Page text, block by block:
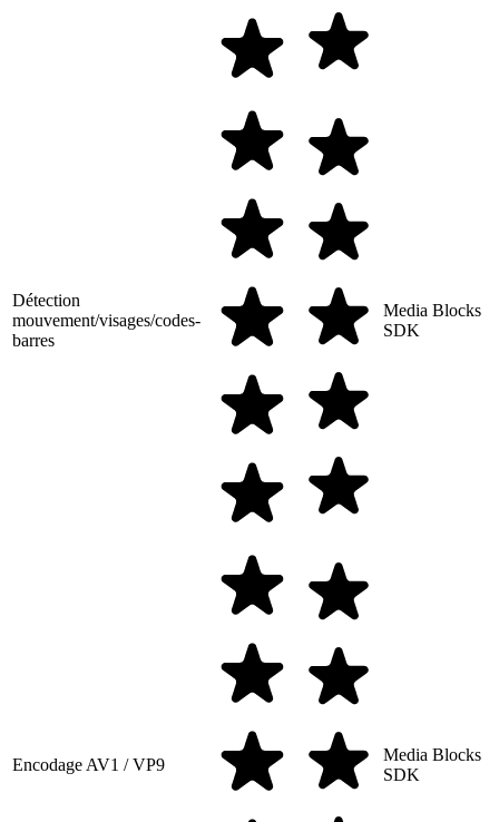
Détection
mouvement/visages/codes-
barres
Media Blocks
SDK
Encodage AV1 / VP9
Media Blocks
SDK